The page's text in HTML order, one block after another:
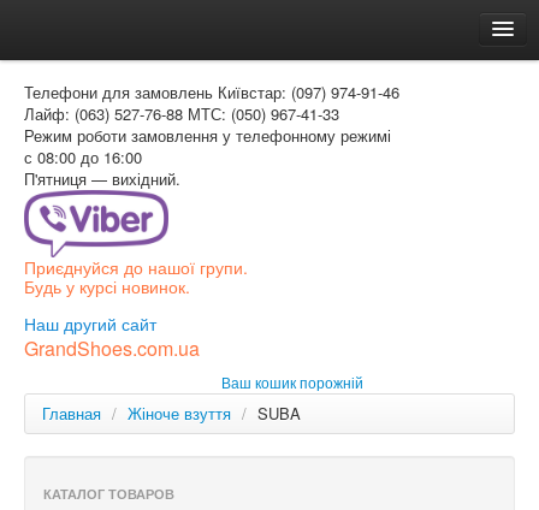
Доставка и оплата
Как заказать
Контакти
Таблиця розмірів
Вхід для покупця
РОС
Телефони для замовлень Київстар: (097) 974-91-46
Лайф: (063) 527-76-88 МТС: (050) 967-41-33
Режим роботи замовлення у телефонному режимі
с 08:00 до 16:00
П'ятниця — вихідний.
Приєднуйся до нашої групи.
Будь у курсі новинок.
Наш другий сайт
GrandShoes.com.ua
Ваш кошик порожній
Главная / Жіноче взуття / SUBA
КАТАЛОГ ТОВАРОВ